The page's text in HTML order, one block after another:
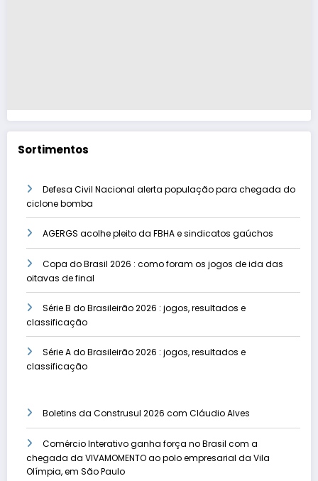
Sortimentos
Defesa Civil Nacional alerta população para chegada do
ciclone bomba
AGERGS acolhe pleito da FBHA e sindicatos gaúchos
Copa do Brasil 2026 : como foram os jogos de ida das
oitavas de final
Série B do Brasileirão 2026 : jogos, resultados e
classificação
Série A do Brasileirão 2026 : jogos, resultados e
classificação
Boletins da Construsul 2026 com Cláudio Alves
Comércio Interativo ganha força no Brasil com a
chegada da VIVAMOMENTO ao polo empresarial da Vila
Olímpia, em São Paulo